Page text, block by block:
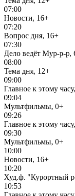
07:00
Новости, 16+
07:20
Вопрос дня, 16+
07:30
Дело ведёт Мур-р-р,
08:00
Тема дня, 12+
09:00
Главное к этому
09:04
Мультфильмы, 0+
09:26
Главное к этому
09:30
Мультфильмы, 0+
10:00
Новости, 16+
10:20
Худ.ф. "Курортный
10:53